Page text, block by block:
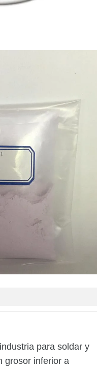
para soldar y
grosor inferior a